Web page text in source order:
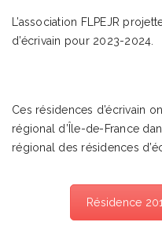
L’association FLPEJR
d’écrivain pour 2023-2024.
Ces résidences d’écrivain
régional d’Île-de-France
régional des résidences
Résidence